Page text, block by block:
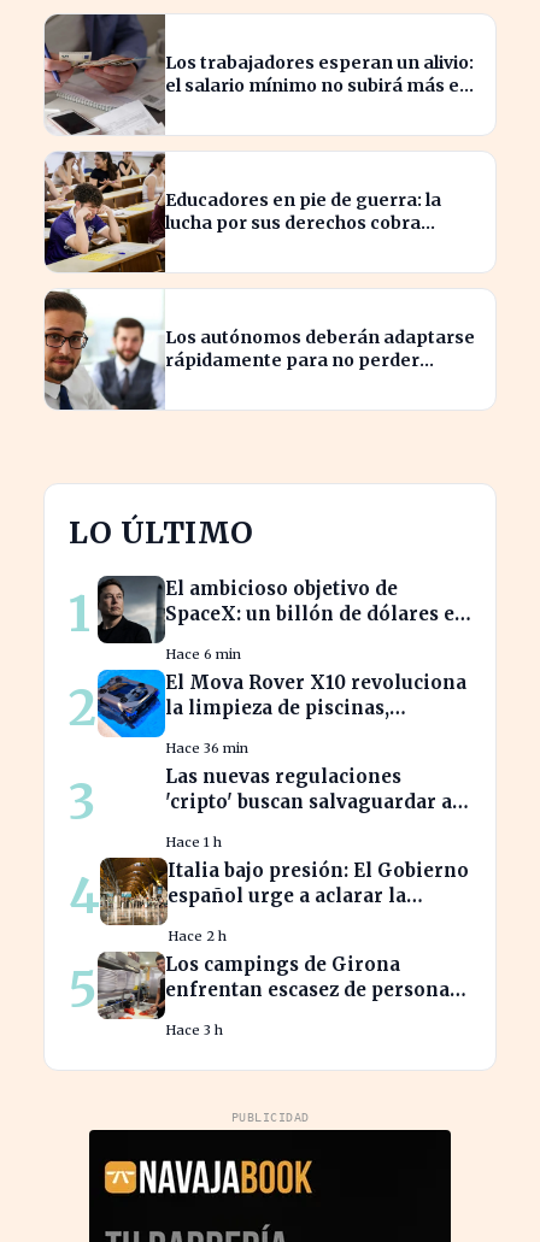
Los trabajadores esperan un alivio:
el salario mínimo no subirá más en
Educadores en pie de guerra: la
lucha por sus derechos cobra
Los autónomos deberán adaptarse
rápidamente para no perder
LO ÚLTIMO
1
El ambicioso objetivo de
SpaceX: un billón de dólares en
Hace 6 min
2
El Mova Rover X10 revoluciona
la limpieza de piscinas,
usuarios
Hace 36 min
3
Las nuevas regulaciones
'cripto' buscan salvaguardar a
Hace 1 h
4
Italia bajo presión: El Gobierno
español urge a aclarar la
Hace 2 h
5
Los campings de Girona
enfrentan escasez de personal
cubrirla
Hace 3 h
PUBLICIDAD